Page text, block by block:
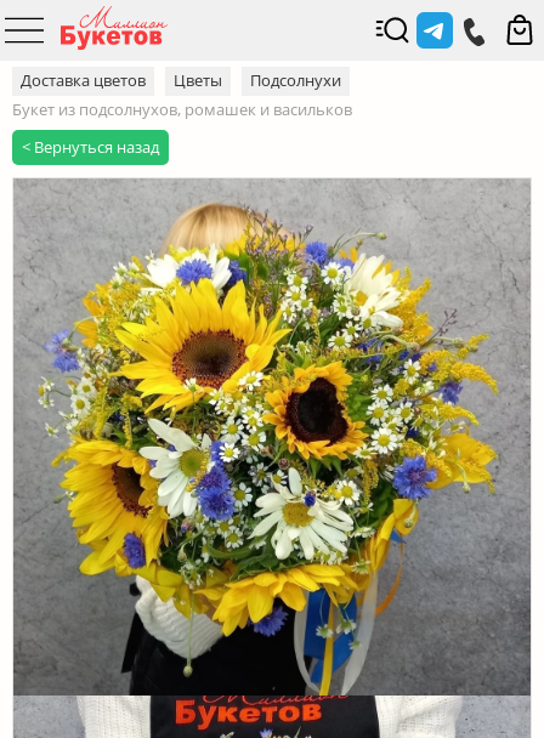
Доставка цветов Цветы
Подсолнухи
Букет из подсолнухов, ромашек и васильков
< Вернуться назад